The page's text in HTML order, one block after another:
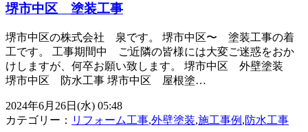
堺市中区 塗装工事
堺市中区の株式会社 泉です。 堺市中区〜 塗装工事の着
工です。 工事期間中 ご近隣の皆様には大変ご迷惑をおか
けしますが、何卒お願い致します。 堺市中区 外壁塗装
堺市中区 防水工事 堺市中区 屋根塗…
2024年6月26日(水) 05:48
カテゴリー： リフォーム工事,外壁塗装,施工事例 ,防水工事